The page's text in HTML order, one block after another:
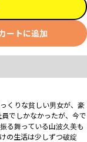
ートに追加
くりな貧しい男女が、豪
でしかなかったが、今で
る舞っている山波久美も
の生活は少しずつ破綻